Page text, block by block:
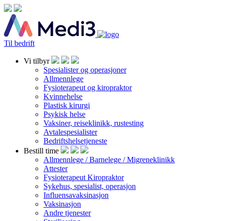
Til bedrift
Vi tilbyr
Spesialister og operasjoner
Allmennlege
Fysioterapeut og kiropraktor
Kvinnehelse
Plastisk kirurgi
Psykisk helse
Vaksiner, reiseklinikk, rustesting
Avtalespesialister
Bedriftshelsetjeneste
Bestill time
Allmennlege / Barnelege / Migreneklinikk
Attester
Fysioterapeut Kiropraktor
Sykehus, spesialist, operasjon
Influensavaksinasjon
Vaksinasjon
Andre tjenester